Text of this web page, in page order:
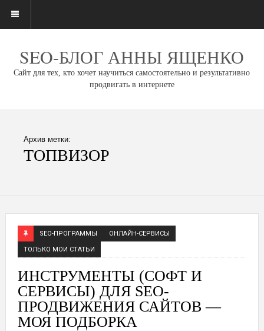
SEO-БЛОГ АННЫ ЯЩЕНКО
Сайт для тех, кто хочет научиться самостоятельно и результативно
продвигать в интернете
Архив метки:
ТОПВИЗОР
SEO-ПРОГРАММЫ ОНЛАЙН-СЕРВИСЫ
ТОЛЬКО МОИ СТАТЬИ
ИНСТРУМЕНТЫ (СОФТ И
СЕРВИСЫ) ДЛЯ SEO-
ПРОДВИЖЕНИЯ САЙТОВ —
МОЯ ПОДБОРКА